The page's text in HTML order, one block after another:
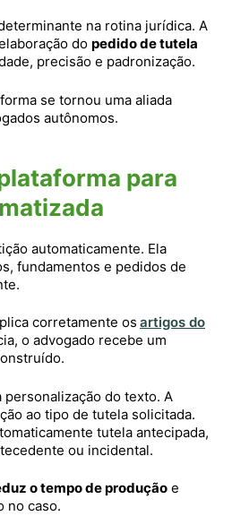
na rotina jurídica. A
do pedido de tutela
precisão e padronização.
se tornou uma aliada
autônomos.
para
automaticamente. Ela
fundamentos e pedidos de
corretamente os artigos do
o advogado recebe um
do texto. A
ao tipo de tutela solicitada.
tutela antecipada,
ou incidental.
o tempo de produção e
no caso.